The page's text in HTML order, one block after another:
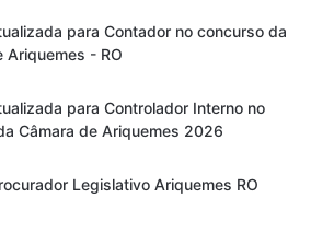
para Contador no concurso da
Ariquemes - RO
para Controlador Interno no
Câmara de Ariquemes 2026
Legislativo Ariquemes RO